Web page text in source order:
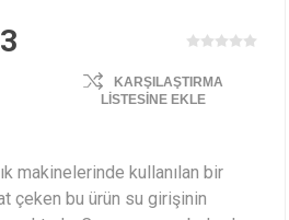
KARŞILAŞTIRMA
LISTESINE EKLE
makinelerinde kullanılan bir
çeken bu ürün su girişinin